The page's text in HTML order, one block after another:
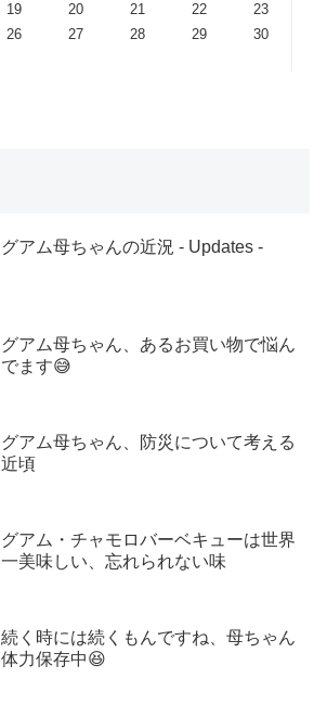
19 20 21 22
23
26 27 28 29
30
グアム母ちゃんの近況 - Updates -
グアム母ちゃん、あるお買い物で悩ん
でます😅
グアム母ちゃん、防災について考える
近頃
グアム・チャモロバーベキューは世界
一美味しい、忘れられない味
続く時には続くもんですね、母ちゃん
体力保存中😆